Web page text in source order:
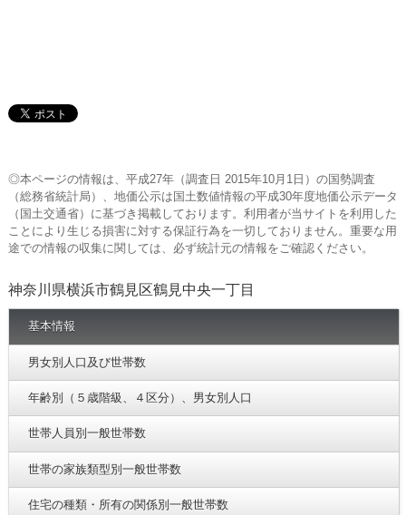
◎本ページの情報は、平成27年（調査日 2015年10月1日）の国勢調査
（総務省統計局）、地価公示は国土数値情報の平成30年度地価公示データ
（国土交通省）に基づき掲載しております。利用者が当サイトを利用した
ことにより生じる損害に対する保証行為を一切しておりません。重要な用
途での情報の収集に関しては、必ず統計元の情報をご確認ください。
神奈川県横浜市鶴見区鶴見中央一丁目
基本情報
男女別人口及び世帯数
年齢別（５歳階級、４区分）、男女別人口
世帯人員別一般世帯数
世帯の家族類型別一般世帯数
住宅の種類・所有の関係別一般世帯数